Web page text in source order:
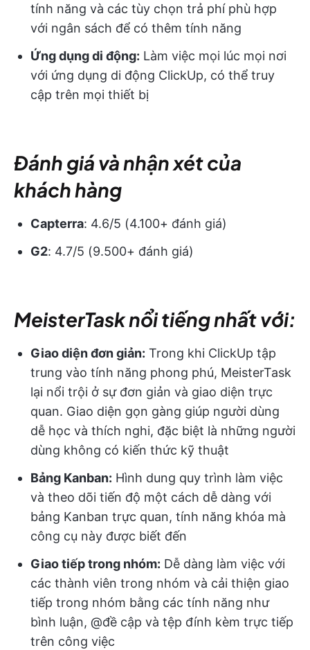
tính năng và các tùy chọn trả phí phù hợp
với ngân sách để có thêm tính năng
Ứng dụng di động: Làm việc mọi lúc mọi nơi
với ứng dụng di động ClickUp, có thể truy
cập trên mọi thiết bị
Đánh giá và nhận xét của
khách hàng
Capterra: 4.6/5 (4.100+ đánh giá)
G2: 4.7/5 (9.500+ đánh giá)
MeisterTask nổi tiếng nhất với:
Giao diện đơn giản: Trong khi ClickUp tập
trung vào tính năng phong phú, MeisterTask
lại nổi trội ở sự đơn giản và giao diện trực
quan. Giao diện gọn gàng giúp người dùng
dễ học và thích nghi, đặc biệt là những người
dùng không có kiến thức kỹ thuật
Bảng Kanban: Hình dung quy trình làm việc
và theo dõi tiến độ một cách dễ dàng với
bảng Kanban trực quan, tính năng khóa mà
công cụ này được biết đến
Giao tiếp trong nhóm: Dễ dàng làm việc với
các thành viên trong nhóm và cải thiện giao
tiếp trong nhóm bằng các tính năng như
bình luận, @đề cập và tệp đính kèm trực tiếp
trên công việc